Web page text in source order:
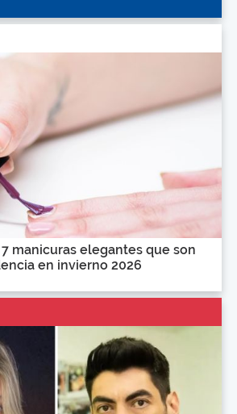
manicuras elegantes que son
en invierno 2026